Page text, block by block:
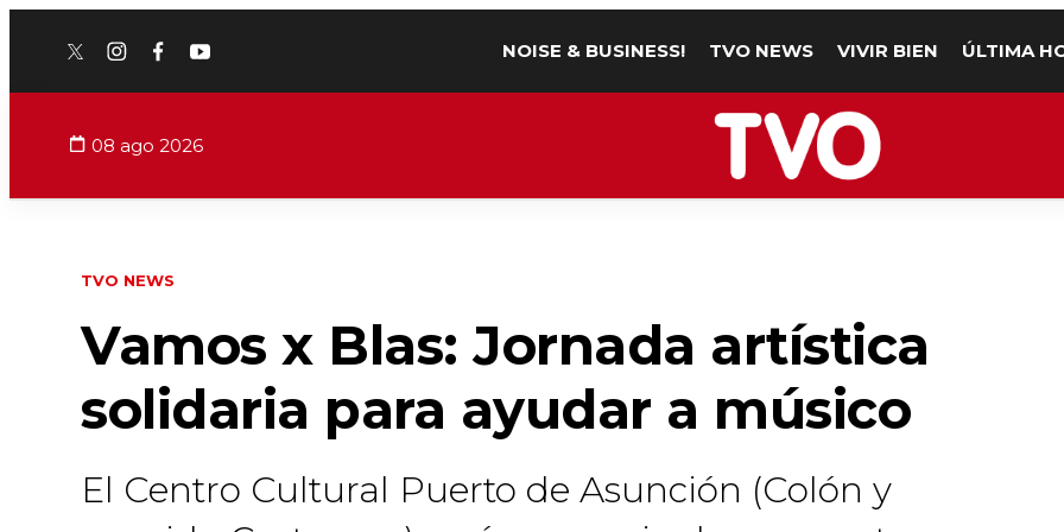
twitterinstagram
facebook
youtube NOISE & BUSINESS! TVO NEWS VIVIR BIEN ÚLTIMA
08 ago 2026
TVO NEWS
Vamos x Blas: Jornada artística
solidaria para ayudar a músico
El Centro Cultural Puerto de Asunción (Colón y